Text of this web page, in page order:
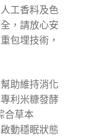
工香料及色
，請放心安
包埋技術，
助維持消化
利米糠發酵
合草本
動穩眠狀態